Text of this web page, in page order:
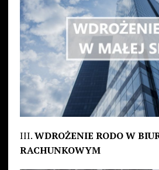
III.WDROŻENIE RODO W
RACHUNKOWYM